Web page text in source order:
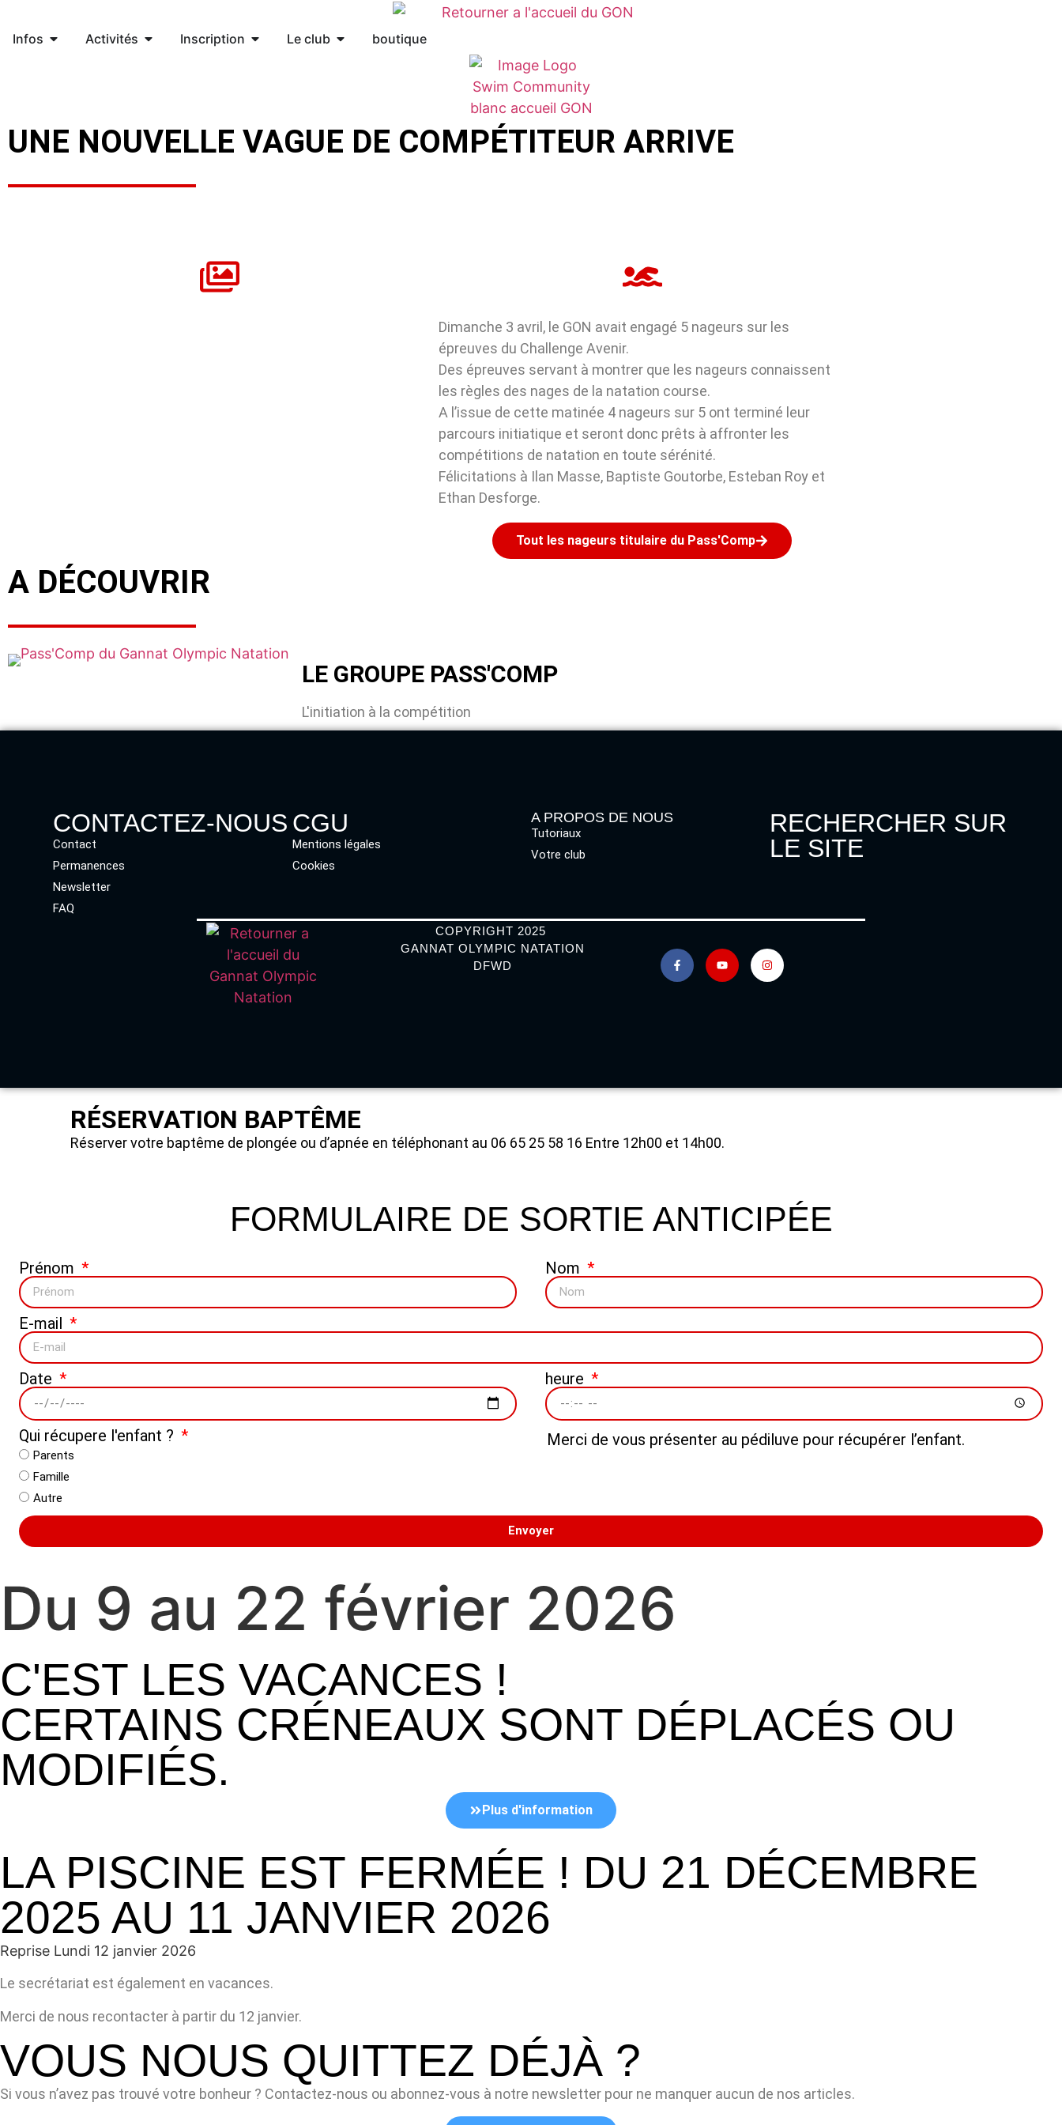
Infos Activités Inscription Le club boutique
UNE NOUVELLE VAGUE DE COMPÉTITEUR ARRIVE
Dimanche 3 avril, le GON avait engagé 5 nageurs sur les
épreuves du Challenge Avenir.
Des épreuves servant à montrer que les nageurs connaissent
les règles des nages de la natation course.
A l’issue de cette matinée 4 nageurs sur 5 ont terminé leur
parcours initiatique et seront donc prêts à affronter les
compétitions de natation en toute sérénité.
Félicitations à Ilan Masse, Baptiste Goutorbe, Esteban Roy et
Ethan Desforge.
Tout les nageurs titulaire du Pass'Comp
A DÉCOUVRIR
LE GROUPE PASS'COMP
L'initiation à la compétition
CONTACTEZ-NOUS
Contact
Permanences
Newsletter
FAQ
CGU
Mentions légales
Cookies
A PROPOS DE NOUS
Tutoriaux
Votre club
RECHERCHER SUR
LE SITE
COPYRIGHT 2025
GANNAT OLYMPIC NATATION
DFWD
RÉSERVATION BAPTÊME
Réserver votre baptême de plongée ou d’apnée en téléphonant au 06 65 25 58 16 Entre 12h00 et 14h00.
FORMULAIRE DE SORTIE ANTICIPÉE
Prénom Nom
E-mail
Date heure
Qui récupere l'enfant ?
Parents
Famille
Autre
Merci de vous présenter au pédiluve pour récupérer l’enfant.
Envoyer
Du 9 au 22 février 2026
C'EST LES VACANCES !
CERTAINS CRÉNEAUX SONT DÉPLACÉS OU
MODIFIÉS.
Plus d'information
LA PISCINE EST FERMÉE ! DU 21 DÉCEMBRE
2025 AU 11 JANVIER 2026
Reprise Lundi 12 janvier 2026
Le secrétariat est également en vacances.
Merci de nous recontacter à partir du 12 janvier.
VOUS NOUS QUITTEZ DÉJÀ ?
Si vous n’avez pas trouvé votre bonheur ? Contactez-nous ou abonnez-vous à notre newsletter pour ne manquer aucun de nos articles.